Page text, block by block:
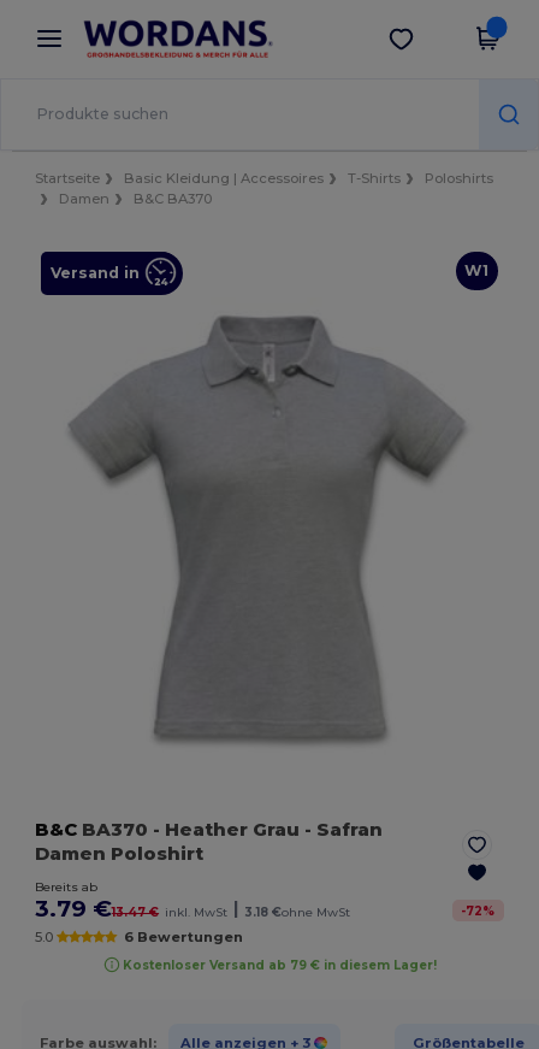
× Wordans App
Bessere Preise in der App!
App holen
Startseite Basic Kleidung | Accessoires T-Shirts
Poloshirts
Damen
B&C BA370
W1
Versand in
B&C BA370 - Heather Grau - Safran
Damen Poloshirt
Bereits ab
3.79 €13.47 € inkl. MwSt | 3.18 €ohne MwSt -72%
5.0 6 Bewertungen
Kostenloser Versand ab 79 € in diesem Lager!
Farbe auswahl: Alle anzeigen + 3 Größentabelle